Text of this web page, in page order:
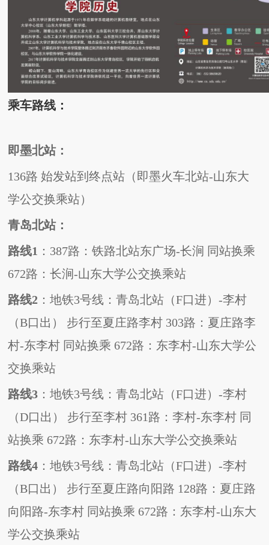
乘车路线：
即墨北站：
136路 始发站到终点站（即墨火车北站-山东大
学公交换乘站）
青岛北站：
路线1 ： 387路：铁路北站东广场-长涧 同站换乘
672路：长涧-山东大学公交换乘站
路线2 ：地铁3号线：青岛北站（F口进）-李村
（B口出） 步行至夏庄路李村 303路：夏庄路李
村-东李村 同站换乘 672路：东李村-山东大学公
交换乘站
路线3 ：地铁3号线：青岛北站（F口进）-李村
（D口出） 步行至李村 361 路：李村-东李村 同
站换乘 672路：东李村-山东大学公交换乘站
路线4 ：地铁3号线：青岛北站（F口进）-李村
（B口出） 步行至夏庄路向阳路 128路：夏庄路
向阳路-东李村 同站换乘 672路：东李村-山东大
学公交换乘站